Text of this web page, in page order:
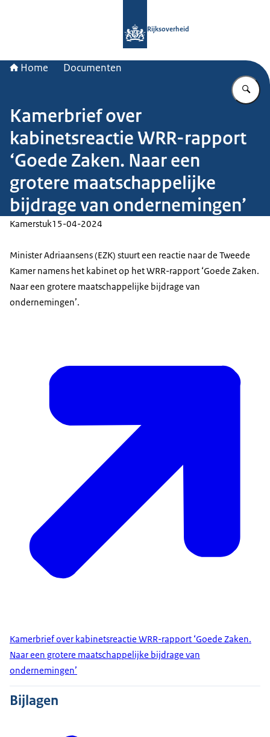
Rijksoverheid
Home Documenten
Kamerbrief over
kabinetsreactie WRR-rapport
‘Goede Zaken. Naar een
grotere maatschappelijke
bijdrage van ondernemingen’
Kamerstuk15-04-2024
Minister Adriaansens (EZK) stuurt een reactie naar de Tweede
Kamer namens het kabinet op het WRR-rapport ‘Goede Zaken.
Naar een grotere maatschappelijke bijdrage van
ondernemingen’.
Kamerbrief over kabinetsreactie WRR-rapport ‘Goede Zaken.
Naar een grotere maatschappelijke bijdrage van
ondernemingen’
Bijlagen